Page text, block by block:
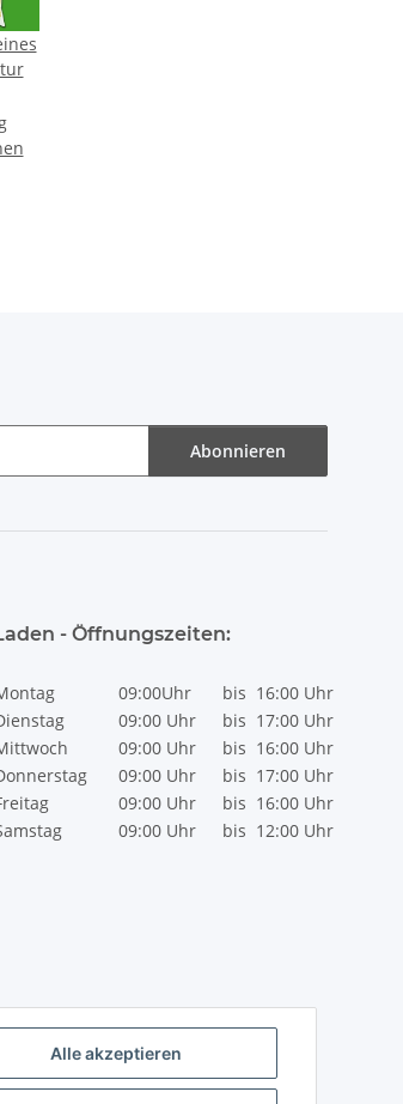
Alle akzeptieren
Abonnieren
- Öffnungszeiten:
09:00Uhr bis 16:00 Uhr
09:00 Uhr bis 17:00 Uhr
09:00 Uhr bis 16:00 Uhr
09:00 Uhr bis 17:00 Uhr
09:00 Uhr bis 16:00 Uhr
09:00 Uhr bis 12:00 Uhr